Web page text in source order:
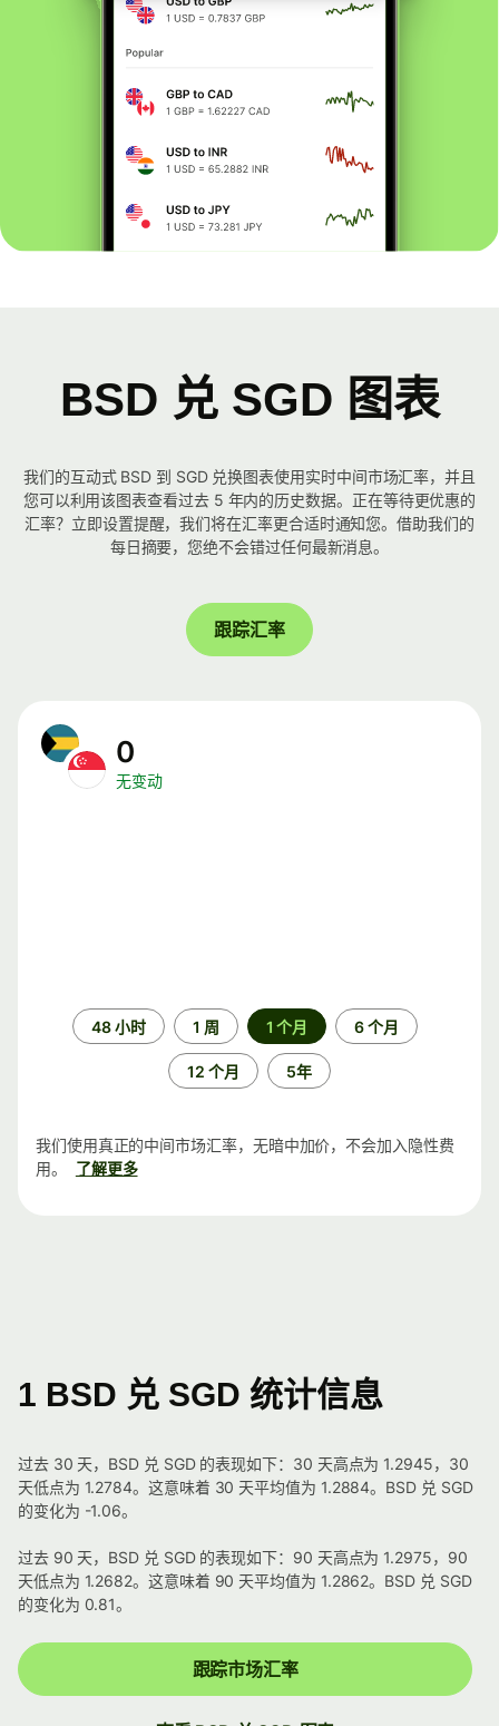
BSD 兑 SGD 图表
我们的互动式 BSD 到 SGD 兑换图表使用实时中间市场汇率，并且
您可以利用该图表查看过去 5 年内的历史数据。正在等待更优惠的
汇率？立即设置提醒，我们将在汇率更合适时通知您。借助我们的
每日摘要，您绝不会错过任何最新消息。
跟踪汇率
0
无变动
48 小时 1 周 1 个月 6 个月
12 个月 5年
我们使用真正的中间市场汇率，无暗中加价，不会加入隐性费
用。
了解更多
1 BSD 兑 SGD 统计信息
过去 30 天，BSD 兑 SGD 的表现如下：30 天高点为 1.2945，30
天低点为 1.2784。这意味着 30 天平均值为 1.2884。BSD 兑 SGD
的变化为 -1.06。
过去 90 天，BSD 兑 SGD 的表现如下：90 天高点为 1.2975，90
天低点为 1.2682。这意味着 90 天平均值为 1.2862。BSD 兑 SGD
的变化为 0.81。
跟踪市场汇率